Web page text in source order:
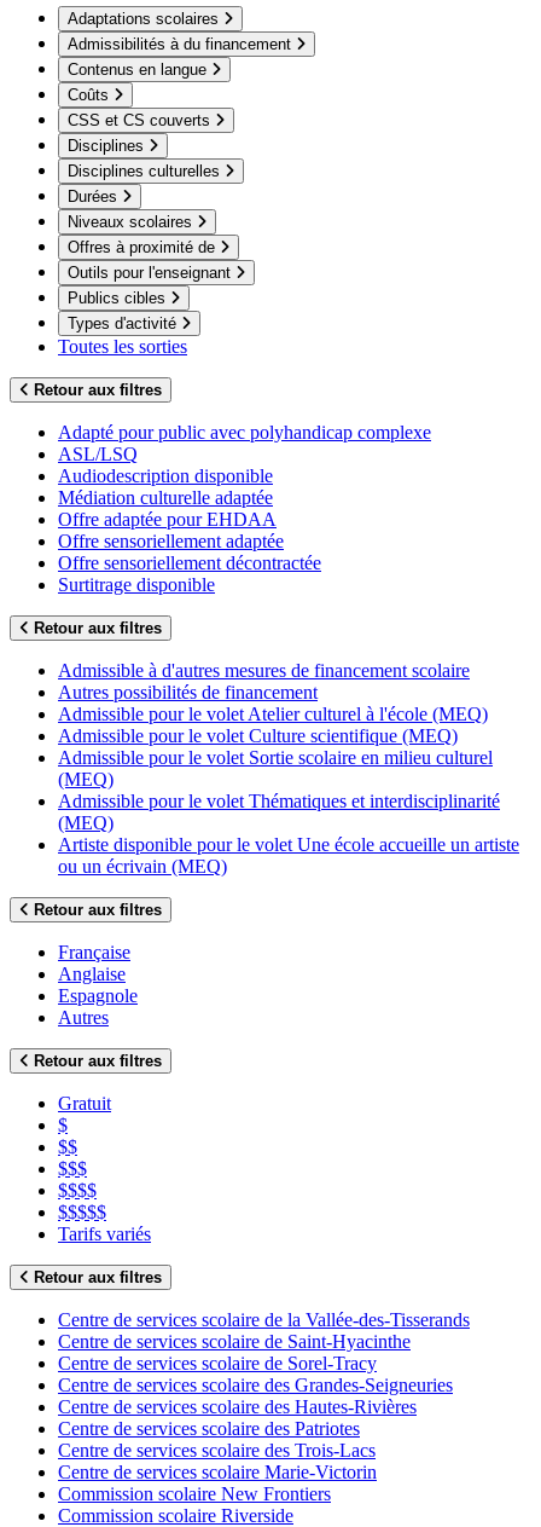
Adaptations scolaires
Admissibilités à du financement
Contenus en langue
Coûts
CSS et CS couverts
Disciplines
Disciplines culturelles
Durées
Niveaux scolaires
Offres à proximité de
Outils pour l'enseignant
Publics cibles
Types d'activité
Toutes les sorties
Retour aux filtres
Adapté pour public avec polyhandicap complexe
ASL/LSQ
Audiodescription disponible
Médiation culturelle adaptée
Offre adaptée pour EHDAA
Offre sensoriellement adaptée
Offre sensoriellement décontractée
Surtitrage disponible
Retour aux filtres
Admissible à d'autres mesures de financement scolaire
Autres possibilités de financement
Admissible pour le volet Atelier culturel à l'école (MEQ)
Admissible pour le volet Culture scientifique (MEQ)
Admissible pour le volet Sortie scolaire en milieu culturel
(MEQ)
Admissible pour le volet Thématiques et interdisciplinarité
(MEQ)
Artiste disponible pour le volet Une école accueille un artiste
ou un écrivain (MEQ)
Retour aux filtres
Française
Anglaise
Espagnole
Autres
Retour aux filtres
Gratuit
$
$$
$$$
$$$$
$$$$$
Tarifs variés
Retour aux filtres
Centre de services scolaire de la Vallée-des-Tisserands
Centre de services scolaire de Saint-Hyacinthe
Centre de services scolaire de Sorel-Tracy
Centre de services scolaire des Grandes-Seigneuries
Centre de services scolaire des Hautes-Rivières
Centre de services scolaire des Patriotes
Centre de services scolaire des Trois-Lacs
Centre de services scolaire Marie-Victorin
Commission scolaire New Frontiers
Commission scolaire Riverside